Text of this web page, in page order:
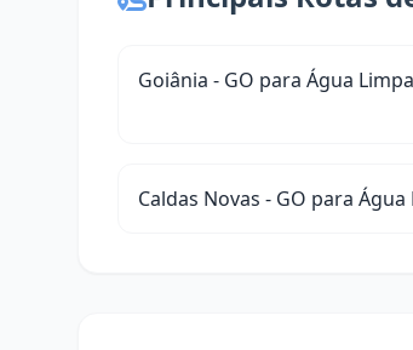
Goiânia - GO para Água
Caldas Novas - GO para Água